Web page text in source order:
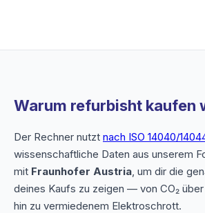
Warum refurbisht kaufen
Der Rechner nutzt nach ISO 14040/
wissenschaftliche Daten aus unserem
mit Fraunhofer Austria, um dir die
deines Kaufs zu zeigen — von CO₂
hin zu vermiedenem Elektroschrott.